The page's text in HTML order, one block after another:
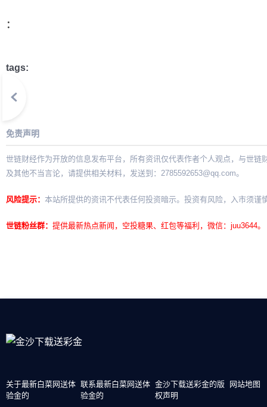
：
tags:
免责声明
世链财经作为开放的信息发布平台，所有资讯仅代表作者个人观点，与世
及其他不当言论，请提供相关材料，发送到： 2785592653@qq.com。
风险提示： 本站所提供的资讯不代表任何投资暗示。投资有风险，入市须谨
世链粉丝群： 提供最新热点新闻，空投糖果、红包等福利，微信：juu3644。
关于最新白菜网送体
验金的
联系最新白菜网送体
验金的
金沙下载送彩金的版
权声明
网站地图